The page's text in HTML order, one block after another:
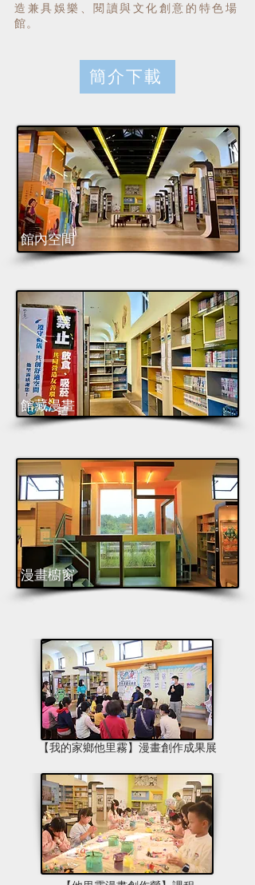
造兼具娛樂、閱讀與文化創意的特色場
館。
簡介下載
館內空間
館藏漫畫
漫畫櫥窗
【我的家鄉他里霧】漫畫創作成果展